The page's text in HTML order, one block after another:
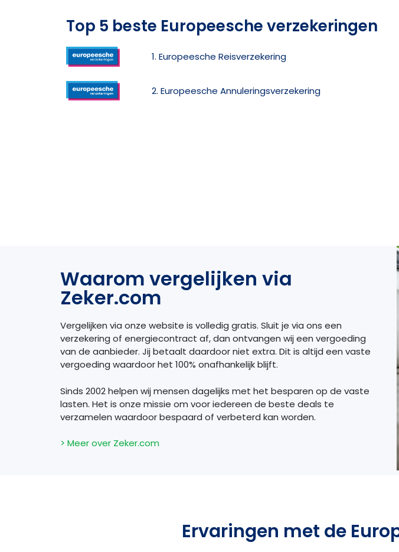
Top 5 beste Europeesche verzekeringen
1. Europeesche Reisverzekering
2. Europeesche Annuleringsverzekering
Waarom vergelijken via
Zeker.com
Vergelijken via onze website is volledig gratis. Sluit je via ons een
verzekering of energiecontract af, dan ontvangen wij een vergoeding
van de aanbieder. Jij betaalt daardoor niet extra. Dit is altijd een vaste
vergoeding waardoor het 100% onafhankelijk blijft.
Sinds 2002 helpen wij mensen dagelijks met het besparen op de vaste
lasten. Het is onze missie om voor iedereen de beste deals te
verzamelen waardoor bespaard of verbeterd kan worden.
> Meer over Zeker.com
Ervaringen met de